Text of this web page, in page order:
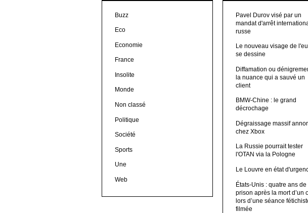
Buzz
Eco
Economie
France
Insolite
Monde
Non classé
Politique
Société
Sports
Une
Web
Pavel Durov visé par un
mandat d'arrêt
russe
Le nouveau visage de
se dessine
Diffamation ou
la nuance qui a sauvé un
client
BMW-Chine : le grand
décrochage
Dégraissage massif
chez Xbox
La Russie pourrait tester
l'OTAN via la Pologne
Le Louvre en état
États-Unis : quatre ans de
prison après la mort d’un
lors d’une séance
filmée